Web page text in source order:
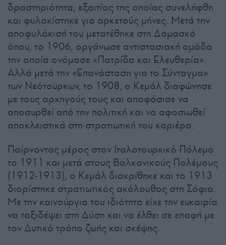
δραστηριότητα, εξαιτίας της οποίας συνελήφθη
και φυλακίστηκε για αρκετούς μήνες. Μετά την
αποφυλάκισή του μετατέθηκε στη Δαμασκό
όπου, το 1906, οργάνωσε αντιστασιακή ομάδα
την οποία ονόμασε «Πατρίδα και Ελευθερία».
Αλλά μετά την «Επανάσταση για το Σύνταγμα»
των Νεότουρκων, το 1908, ο Κεμάλ διαφώνησε
με τους αρχηγούς τους και αποφάσισε να
αποσυρθεί από την πολιτική και να αφοσιωθεί
αποκλειστικά στη στρατιωτική του καριέρα.
Παίρνοντας μέρος στον Ιταλοτουρκικό Πόλεμο
το 1911 και μετά στους Βαλκανικούς Πολέμους
(1912-1913), ο Κεμάλ διακρίθηκε και το 1913
διορίστηκε στρατιωτικός ακόλουθος στη Σόφια.
Με την καινούργια του ιδιότητα είχε την ευκαιρία
να ταξιδέψει στη Δύση και να έλθει σε επαφή με
τον Δυτικό τρόπο ζωής και σκέψης.